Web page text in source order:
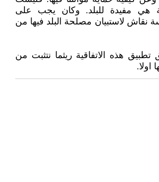
هي مفيدة للبلد. وكان يجب على
نقاش لاستبيان مصلحة البلد فيها من
تطبيق هذه الاتفاقية ريثما نتثبت من
اولا.